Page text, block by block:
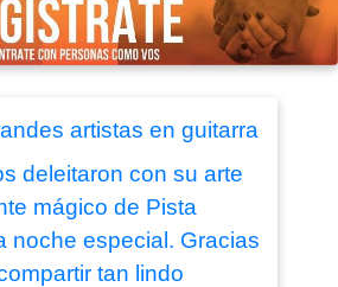
artistas en guitarra
deleitaron con su arte
mágico de Pista
noche especial. Gracias
tan lindo